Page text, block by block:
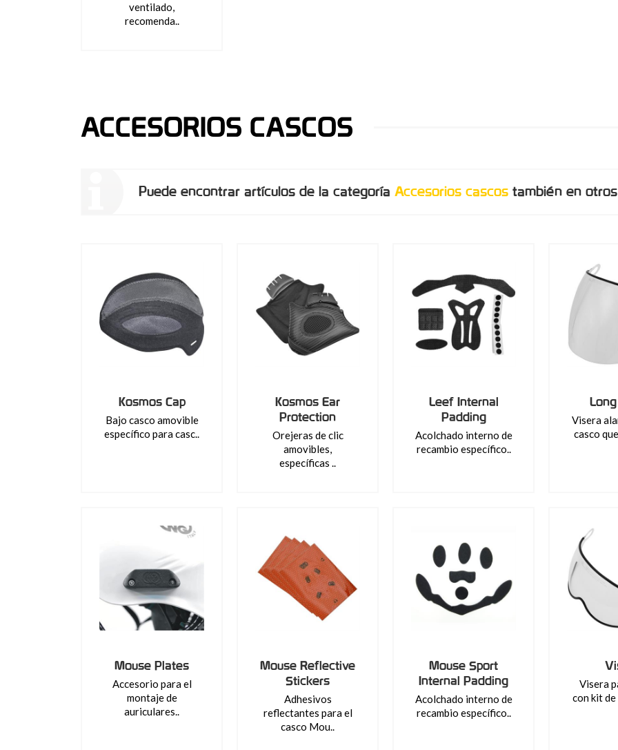
ventilado,
recomenda..
ACCESORIOS CASCOS
Puede encontrar artículos de la categoría Accesorios cascos también en
Kosmos Cap
Bajo casco amovible
específico para casc..
Kosmos Ear
Protection
Orejeras de clic
amovibles,
específicas ..
Leef Internal
Padding
Acolchado interno de
recambio específico..
Visera
casco
Mouse Plates
Accesorio para el
montaje de
auriculares..
Mouse Reflective
Stickers
Adhesivos
reflectantes para el
casco Mou..
Mouse Sport
Internal Padding
Acolchado interno de
recambio específico..
Visera
con kit